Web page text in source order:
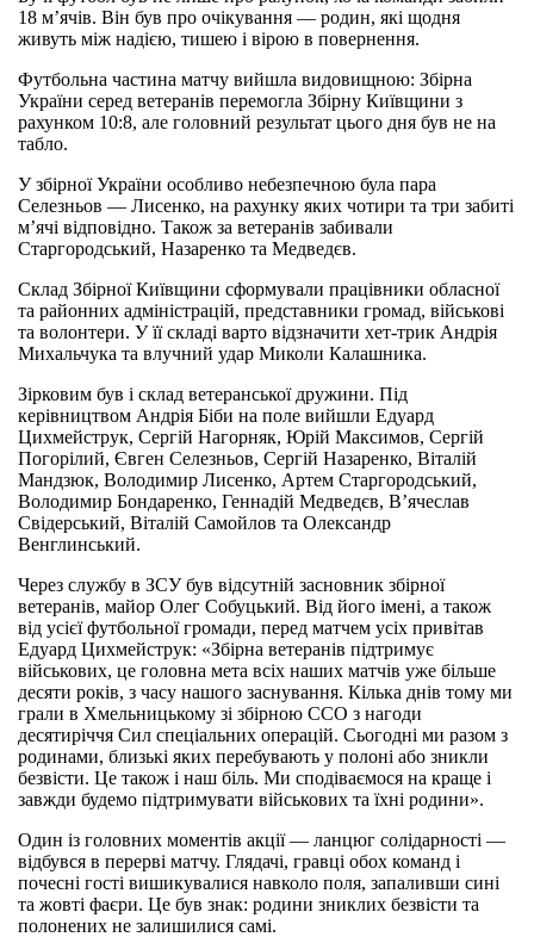
18 м’ячів. Він був про очікування — родин, які щодня
живуть між надією, тишею і вірою в повернення.
Футбольна частина матчу вийшла видовищною: Збірна
України серед ветеранів перемогла Збірну Київщини з
рахунком 10:8, але головний результат цього дня був не на
табло.
У збірної України особливо небезпечною була пара
Селезньов — Лисенко, на рахунку яких чотири та три забиті
м’ячі відповідно. Також за ветеранів забивали
Старгородський, Назаренко та Медведєв.
Склад Збірної Київщини сформували працівники обласної
та районних адміністрацій, представники громад, військові
та волонтери. У її складі варто відзначити хет-трик Андрія
Михальчука та влучний удар Миколи Калашника.
Зірковим був і склад ветеранської дружини. Під
керівництвом Андрія Біби на поле вийшли Едуард
Цихмейструк, Сергій Нагорняк, Юрій Максимов, Сергій
Погорілий, Євген Селезньов, Сергій Назаренко, Віталій
Мандзюк, Володимир Лисенко, Артем Старгородський,
Володимир Бондаренко, Геннадій Медведєв, В’ячеслав
Свідерський, Віталій Самойлов та Олександр
Венглинський.
Через службу в ЗСУ був відсутній засновник збірної
ветеранів, майор Олег Собуцький. Від його імені, а також
від усієї футбольної громади, перед матчем усіх привітав
Едуард Цихмейструк: «Збірна ветеранів підтримує
військових, це головна мета всіх наших матчів уже більше
десяти років, з часу нашого заснування. Кілька днів тому ми
грали в Хмельницькому зі збірною ССО з нагоди
десятиріччя Сил спеціальних операцій. Сьогодні ми разом з
родинами, близькі яких перебувають у полоні або зникли
безвісти. Це також і наш біль. Ми сподіваємося на краще і
завжди будемо підтримувати військових та їхні родини».
Один із головних моментів акції — ланцюг солідарності —
відбувся в перерві матчу. Глядачі, гравці обох команд і
почесні гості вишикувалися навколо поля, запаливши сині
та жовті фаєри. Це був знак: родини зниклих безвісти та
полонених не залишилися самі.